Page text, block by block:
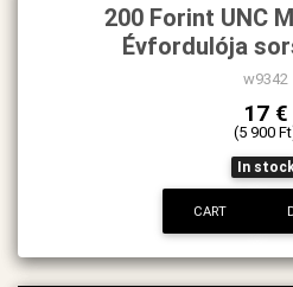
200 Forint UNC
Évfordulója
w9342
17 €
(5 900
In
CART